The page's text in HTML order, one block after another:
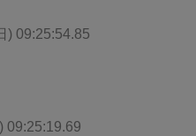
) 09:25:54.85
09:25:19.69